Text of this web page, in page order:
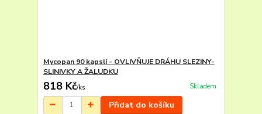
Mycopan 90 kapslí - OVLIVŇUJE DRÁHU SLEZINY-
SLINIVKY A ŽALUDKU
818 Kč/ks Skladem
Přidat do košíku